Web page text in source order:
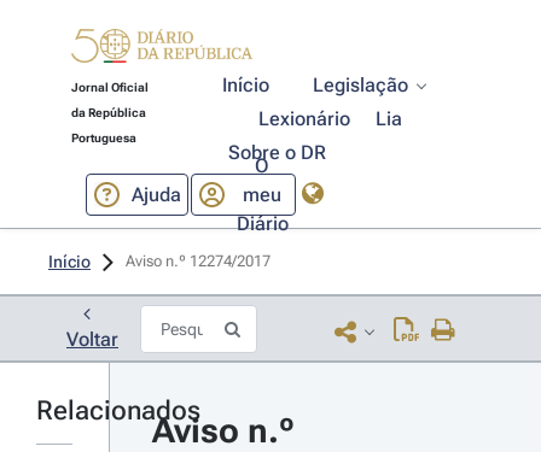
Jornal Oficial
da República
Portuguesa
Início
Legislação
Lexionário
Lia
Sobre o DR
Ajuda
O
meu
Diário
Início Aviso n.º 12274/2017
Voltar
Relacionados
Aviso n.º